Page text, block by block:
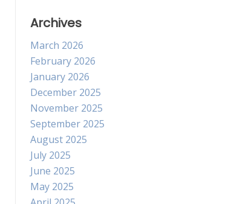
Archives
March 2026
February 2026
January 2026
December 2025
November 2025
September 2025
August 2025
July 2025
June 2025
May 2025